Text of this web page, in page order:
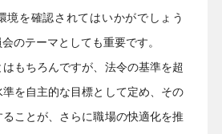
境を確認されてはいかがでしょう
のテーマとしても重要です。
もちろんですが、法令の基準を超
を自主的な目標として定め、その
ことが、さらに職場の快適化を推